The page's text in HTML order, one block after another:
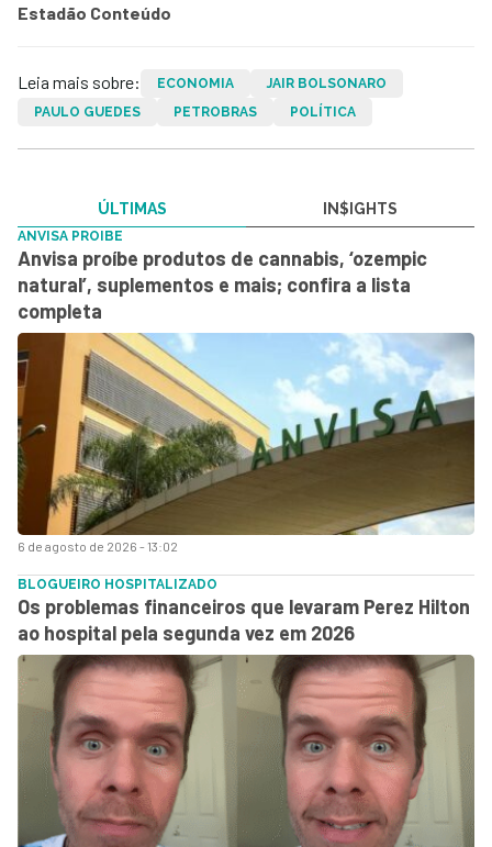
Estadão Conteúdo
Leia mais sobre: ECONOMIA
JAIR BOLSONARO
PAULO GUEDES
PETROBRAS POLÍTICA
ÚLTIMAS IN$IGHTS
6 de agosto de 2026 - 13:02
ANVISA PROIBE
Anvisa proíbe produtos de cannabis, ‘ozempic
natural’, suplementos e mais; confira a lista
completa
BLOGUEIRO HOSPITALIZADO
Os problemas financeiros que levaram Perez Hilton
ao hospital pela segunda vez em 2026